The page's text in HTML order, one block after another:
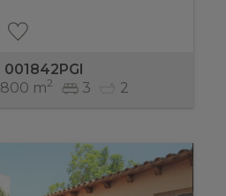
001842PGI
800 m2 3 2